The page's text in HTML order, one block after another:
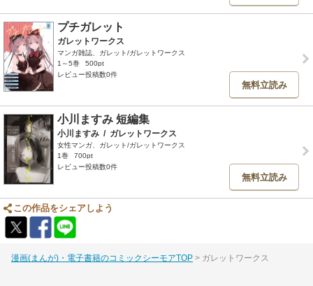
プチガレット
ガレットワークス
マンガ雑誌、ガレット/ガレットワークス
1～5巻
500pt
レビュー投稿数0件
無料立読み
小川ますみ 短編集
小川ますみ / ガレットワークス
女性マンガ、ガレット/ガレットワークス
1巻
700pt
レビュー投稿数0件
無料立読み
この作品をシェアしよう
漫画(まんが)・電子書籍のコミックシーモアTOP ガレットワークス